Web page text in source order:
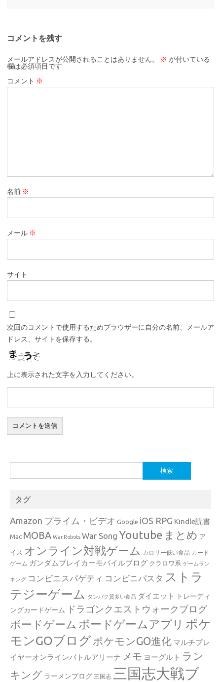
コメントを残す
メールアドレスが公開されることはありません。 ※ が付いている
欄は必須項目です
コメント ※
名前 ※
メール ※
サイト
次回のコメントで使用するためブラウザーに自分の名前、メールア
ドレス、サイトを保存する。
上に表示された文字を入力してください。
索:
タグ
Amazon プライム・ビデオ Google iOS RPG Kindle読書
Mac MOBA War Robots War Song Youtube まとめ ア
イス オンライン対戦ゲーム カロリー低い食品 カード
ゲーム ガンダムブレイカーモバイルブログ クラロワ系 ゲームラン
キング コンビニスパゲティ コンビニパスタ ストラ
テジーゲーム
タンパク質多い食品 ダイエット
トレーディ
ングカードゲーム
ドラゴンクエストウォークブログ
ボードゲーム ボードゲームアプリ ポケ
モンGOブログ ポケモンGO進化 マルチプレ
イヤーオンラインバトルアリーナ メモ ヨーグルト ラン
キング ラーメンブログ 三国志 三国志大戦ブ